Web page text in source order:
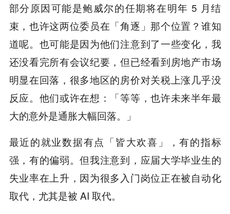
部分原因可能是鲍威尔的任期将在明年 5 月结
束，也许这两位委员在「角逐」那个位置？谁知
道呢。也可能是因为他们注意到了一些变化，我
还没看完所有会议纪要，但已经看到房地产市场
明显在回落，很多地区的房价对关税上涨几乎没
反应。他们或许在想：「等等，也许未来半年最
大的意外是通胀大幅回落。」
最近的就业数据有点「皆大欢喜」，有的指标
强，有的偏弱。但我注意到，应届大学毕业生的
失业率在上升，因为很多入门岗位正在被自动化
取代，尤其是被 AI 取代。